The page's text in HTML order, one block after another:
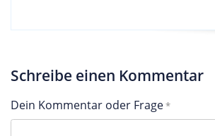
Schreibe einen Kommentar
Dein Kommentar oder Frage